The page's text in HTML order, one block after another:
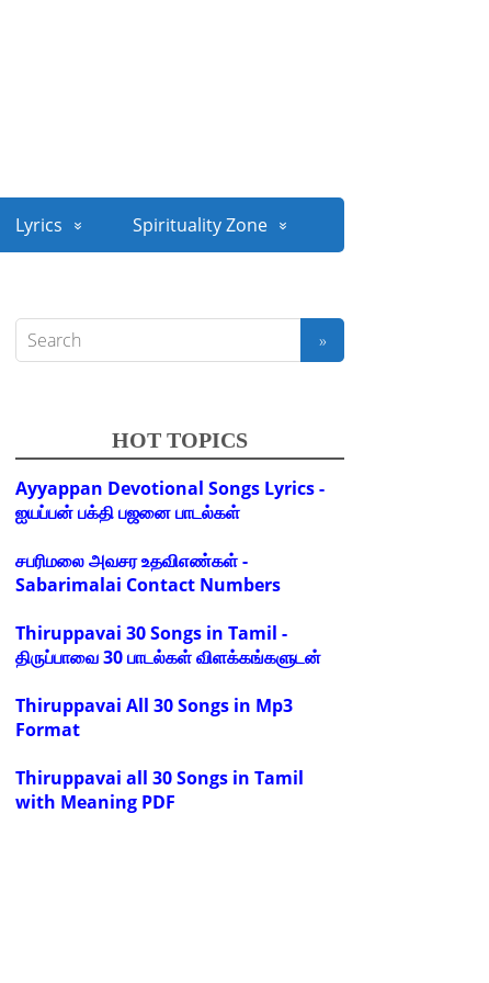
Lyrics Spirituality Zone
HOT TOPICS
Ayyappan Devotional Songs Lyrics -
ஐயப்பன் பக்தி பஜனை பாடல்கள்
சபரிமலை அவசர உதவிஎண்கள் -
Sabarimalai Contact Numbers
Thiruppavai 30 Songs in Tamil -
திருப்பாவை 30 பாடல்கள் விளக்கங்களுடன்
Thiruppavai All 30 Songs in Mp3
Format
Thiruppavai all 30 Songs in Tamil
with Meaning PDF